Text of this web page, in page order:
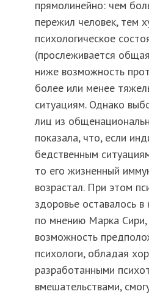
прямолинейно: чем
пережил человек, тем
психологическое
(прослеживается
ниже возможность
более или менее
ситуациям. Однако
лиц из
показала, что, если
бедственным
то его жизненный
возрастал. При этом
здоровье оставалось
по мнению Марка
возможность
психологи, обладая
разработанными
вмешательствами,